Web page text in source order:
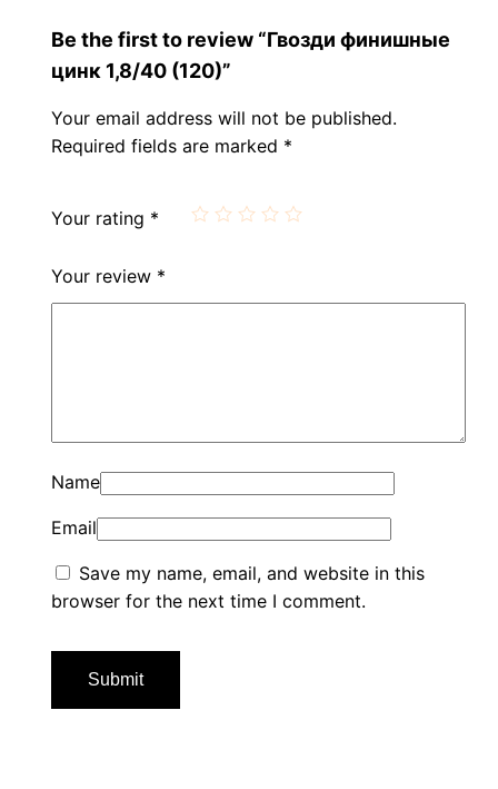
Be the first to review “Гвозди финишные
цинк 1,8/40 (120)”
Your email address will not be published.
Required fields are marked *
Your rating *
Your review *
Name
Email
Save my name, email, and website in this
browser for the next time I comment.